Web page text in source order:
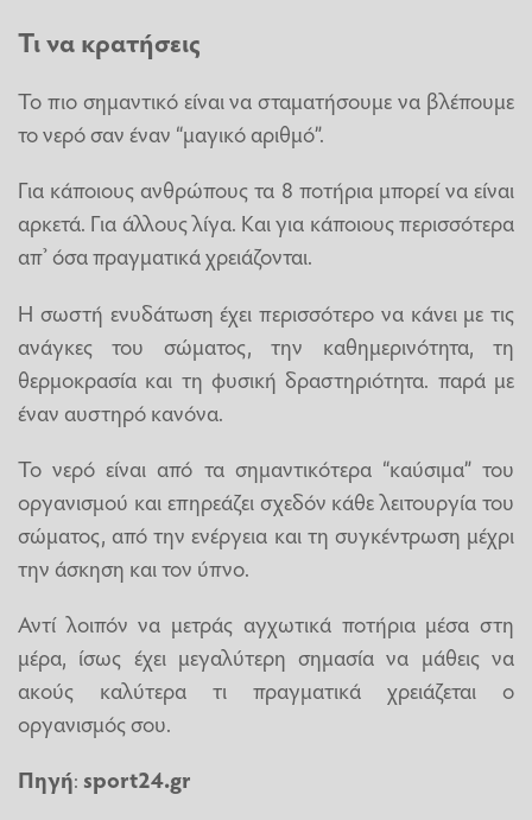
Τι να κρατήσεις
Το πιο σημαντικό είναι να σταματήσουμε να βλέπουμε
το νερό σαν έναν “μαγικό αριθμό”.
Για κάποιους ανθρώπους τα 8 ποτήρια μπορεί να είναι
αρκετά. Για άλλους λίγα. Και για κάποιους περισσότερα
απ’ όσα πραγματικά χρειάζονται.
Η σωστή ενυδάτωση έχει περισσότερο να κάνει με τις
ανάγκες του σώματος, την καθημερινότητα, τη
θερμοκρασία και τη φυσική δραστηριότητα. παρά με
έναν αυστηρό κανόνα.
Το νερό είναι από τα σημαντικότερα “καύσιμα” του
οργανισμού και επηρεάζει σχεδόν κάθε λειτουργία του
σώματος, από την ενέργεια και τη συγκέντρωση μέχρι
την άσκηση και τον ύπνο.
Αντί λοιπόν να μετράς αγχωτικά ποτήρια μέσα στη
μέρα, ίσως έχει μεγαλύτερη σημασία να μάθεις να
ακούς καλύτερα τι πραγματικά χρειάζεται ο
οργανισμός σου.
Πηγή: sport24.gr